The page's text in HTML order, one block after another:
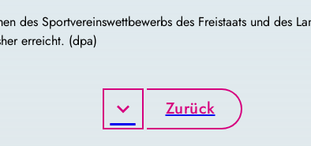
des Sportvereinswettbewerbs des Freistaats und des
erreicht. (dpa)
Zurück